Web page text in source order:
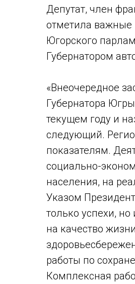
Депутат, член
отметила важные
Югорского
Губернатором
«Внеочередное
Губернатора
текущем году и
следующий.
показателям.
социально-
населения, на
Указом
только успехи,
на качество
работы по
Комплексная